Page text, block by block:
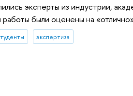
эксперты из индустрии,
были оценены на
экспертиза